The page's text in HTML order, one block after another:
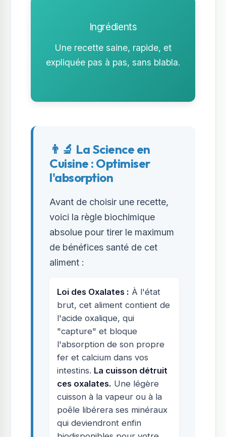
Ingrédients
Une recette saine, rapide, et
expliquée pas à pas, sans blabla.
👨‍🔬 La Science en
Cuisine : Optimiser
l'absorption
Avant de choisir une recette,
voici la règle biochimique
absolue pour tirer le maximum
de bénéfices santé de cet
aliment :
Loi des Oxalates : À l'état
brut, cet aliment contient de
l'acide oxalique, qui
"capture" et bloque
l'absorption de son propre
fer et calcium dans vos
intestins. La cuisson détruit
ces oxalates. Une légère
cuisson à la vapeur ou à la
poêle libérera ses minéraux
qui deviendront enfin